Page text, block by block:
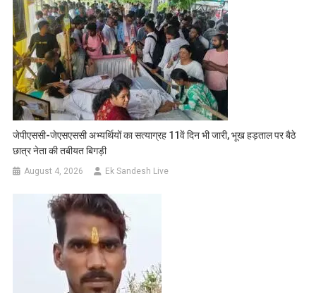
जेपीएससी-जेएसएससी अभ्यर्थियों का सत्याग्रह 11वें दिन भी जारी, भूख हड़ताल पर बैठे
छात्र नेता की तबीयत बिगड़ी
August 4, 2026 Ek Sandesh Live